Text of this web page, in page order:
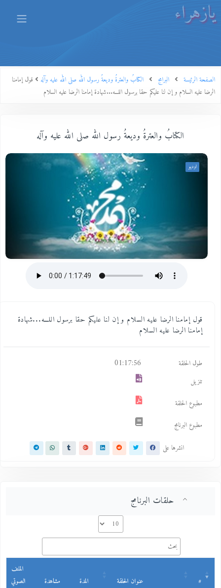
يازهراء
الصفحة الرئيسة البرامج الكتابُ والعترةُ وديعةُ رسول الله صلى الله عليه وآله
قول إمامنا
الرضا عليه السلام و إن لنا عليكم حقا برسول اللـــه...شهادة إمامنا الرضا عليه السلام
الكتابُ والعترةُ وديعةُ رسول الله صلى الله عليه وآله
اوديو
قول إمامنا الرضا عليه السلام و إن لنا عليكم حقا برسول اللـــه...شهادة
إمامنا الرضا عليه السلام
طول الحلقة 01:17:56
تنزيل
مطبوع الحلقة
مطبوع البرنامج
انشرها على
حلقات البرنامج
عنوان الحلقة المدة مشاهدة
الملف
الصوتي